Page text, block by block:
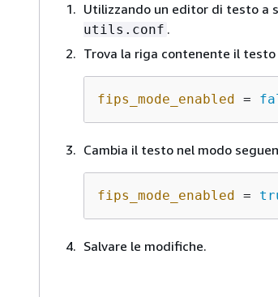
Utilizzando un editor di testo a
utils.conf .
Trova la riga contenente il
fips_mode_enabled =
Cambia il testo nel modo
fips_mode_enabled =
Salvare le modifiche.